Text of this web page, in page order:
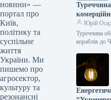
новини» —
портал про
Київ,
політику та
суспільне
життя
України. Ми
пишемо про
агросектор,
культуру та
резонансні
Чорного
Юрій
Туреччина
кораблів до
Укрінформ
обмеження на
комерційних